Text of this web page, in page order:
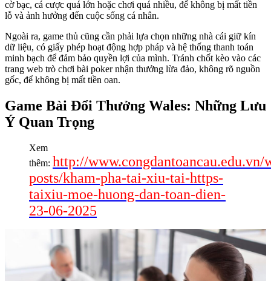
cờ bạc, cá cược quá lớn hoặc chơi quá nhiều, để không bị mất tiền
lỗ và ảnh hưởng đến cuộc sống cá nhân.
Ngoài ra, game thủ cũng cần phải lựa chọn những nhà cái giữ kín
dữ liệu, có giấy phép hoạt động hợp pháp và hệ thống thanh toán
minh bạch để đảm bảo quyền lợi của mình. Tránh chốt kèo vào các
trang web trò chơi bài poker nhận thưởng lừa đảo, không rõ nguồn
gốc, để không bị mất tiền oan.
Game Bài Đổi Thưởng Wales: Những Lưu
Ý Quan Trọng
Xem
thêm: http://www.congdantoancau.edu.vn/
posts/kham-pha-tai-xiu-tai-https-
taixiu-moe-huong-dan-toan-dien-
23-06-2025